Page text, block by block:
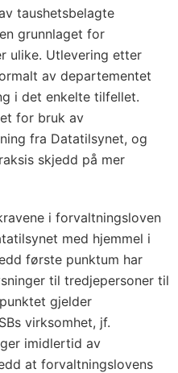
taushetsbelagte
grunnlaget for
ulike. Utlevering etter
av departementet
i det enkelte tilfellet.
for bruk av
fra Datatilsynet, og
skjedd på mer
i forvaltningsloven
med hjemmel i
første punktum har
til tredjepersoner til
gjelder
virksomhet, jf.
imidlertid av
at forvaltningslovens